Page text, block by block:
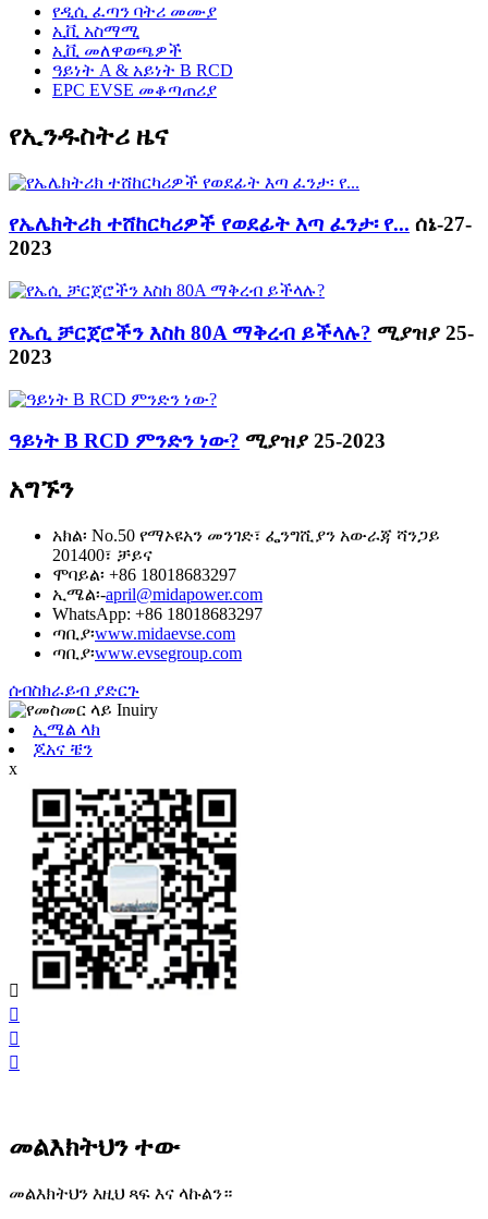
የዲሲ ፈጣን ባትሪ መሙያ
ኢቪ አስማሚ
ኢቪ መለዋወጫዎች
ዓይነት A & አይነት B RCD
EPC EVSE መቆጣጠሪያ
የኢንዱስትሪ ዜና
የኤሌክትሪክ ተሸከርካሪዎች የወደፊት እጣ ፈንታ፡ የ... ሰኔ-27-
2023
የኤሲ ቻርጀሮችን እስከ 80A ማቅረብ ይችላሉ? ሚያዝያ 25-
2023
ዓይነት B RCD ምንድን ነው? ሚያዝያ 25-2023
አግኙን
አክል፡ No.50 የማኦዩአን መንገድ፣ ፌንግሺያን አውራጃ ሻንጋይ
201400፣ ቻይና
ሞባይል፡ +86 18018683297
ኢሜል፡-april@midapower.com
WhatsApp: +86 18018683297
ጣቢያ፡www.midaevse.com
ጣቢያ፡www.evsegroup.com
ሰብስክራይብ ያድርጉ
ኢሜል ላክ
ጆአና ቼን
x




መልእክትህን ተው
መልእክትህን እዚህ ጻፍ እና ላኩልን።